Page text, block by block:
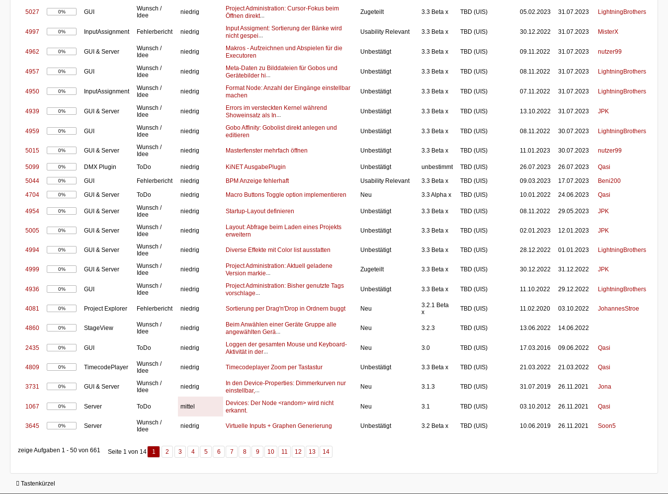
5027 0% GUI
Wunsch /
Idee
niedrig
Project Administration: Cursor-Fokus beim
Öffnen direkt... Zugeteilt 3.3 Beta x TBD (UIS) 05.02.2023 31.07.2023 LightningBrothers
4997 0% InputAssignment Fehlerbericht niedrig
Input Assigment: Sortierung der Bänke wird
nicht gespei
Usability Relevant 3.3 Beta x TBD (UIS) 30.12.2022 31.07.2023 MisterX
4962 0% GUI & Server
Wunsch /
Idee
niedrig
Makros - Aufzeichnen und Abspielen für die
Executoren
Unbestätigt 3.3 Beta x TBD (UIS) 09.11.2022 31.07.2023 nutzer99
4957 0% GUI
Wunsch /
Idee
niedrig
Meta-Daten zu Bilddateien für Gobos und
Gerätebilder hi
Unbestätigt 3.3 Beta x TBD (UIS) 08.11.2022 31.07.2023 LightningBrothers
4950 0% InputAssignment
Wunsch /
Idee
niedrig
Format Node: Anzahl der Eingänge einstellbar
machen
Unbestätigt 3.3 Beta x TBD (UIS) 07.11.2022 31.07.2023 LightningBrothers
4939 0% GUI & Server
Wunsch /
Idee
niedrig
Errors im versteckten Kernel während
Showeinsatz als In
Unbestätigt 3.3 Beta x TBD (UIS) 13.10.2022 31.07.2023 JPK
4959 0% GUI
Wunsch /
Idee
niedrig
Gobo Affinity: Gobolist direkt anlegen und
editieren
Unbestätigt 3.3 Beta x TBD (UIS) 08.11.2022 30.07.2023 LightningBrothers
5015 0% GUI & Server
Wunsch /
Idee
niedrig Masterfenster mehrfach öffnen Unbestätigt 3.3 Beta x TBD (UIS) 11.01.2023 30.07.2023 nutzer99
5099 0% DMX Plugin ToDo niedrig KiNET AusgabePlugin Unbestätigt unbestimmt TBD (UIS) 26.07.2023 26.07.2023
Qasi
5044
0% GUI Fehlerbericht niedrig BPM Anzeige fehlerhaft Usability Relevant 3.3 Beta x TBD (UIS) 09.03.2023 17.07.2023
Beni200
4704
0% GUI & Server ToDo niedrig Macro Buttons Toggle option implementieren Neu 3.3 Alpha x TBD (UIS) 10.01.2022 24.06.2023 Qasi
4954 0% GUI & Server
Wunsch /
Idee
niedrig Startup-Layout definieren Unbestätigt 3.3 Beta x TBD (UIS) 08.11.2022 29.05.2023 JPK
5005 0% GUI & Server
Wunsch /
Idee
niedrig
Layout: Abfrage beim Laden eines Projekts
erweitern
Unbestätigt 3.3 Beta x TBD (UIS) 02.01.2023 12.01.2023 JPK
4994 0% GUI & Server
Wunsch /
Idee
niedrig Diverse Effekte mit Color list ausstatten Unbestätigt 3.3 Beta x TBD (UIS) 28.12.2022 01.01.2023 LightningBrothers
4999 0% GUI & Server
Wunsch /
Idee
niedrig
Project Administration: Aktuell geladene
Version markie
Zugeteilt 3.3 Beta x TBD (UIS) 30.12.2022 31.12.2022 JPK
4936 0% GUI
Wunsch /
Idee
niedrig
Project Administration: Bisher genutzte Tags
vorschlage
Unbestätigt 3.3 Beta x TBD (UIS) 11.10.2022 29.12.2022 LightningBrothers
4081 0% Project Explorer Fehlerbericht niedrig Sortierung per Drag'n'Drop in Ordnern buggt Neu
3.2.1 Beta
x
TBD (UIS) 11.02.2020 03.10.2022 JohannesStroe
4860 0% StageView
Wunsch /
Idee
niedrig
Beim Anwählen einer Geräte Gruppe alle
angewählten Gerä
Neu 3.2.3 TBD (UIS) 13.06.2022 14.06.2022
2435 0% GUI ToDo niedrig
Loggen der gesamten Mouse und Keyboard-
Aktivität in der
Neu 3.0 TBD (UIS) 17.03.2016 09.06.2022 Qasi
4809 0% TimecodePlayer
Wunsch /
Idee
niedrig Timecodeplayer Zoom per Tastastur Unbestätigt 3.3 Beta x TBD (UIS) 21.03.2022 21.03.2022 Qasi
3731 0% GUI & Server
Wunsch /
Idee
niedrig
In den Device-Properties: Dimmerkurven nur
einstellbar,
Neu 3.1.3 TBD (UIS) 31.07.2019 26.11.2021 Jona
1067 0% Server ToDo mittel
Devices: Der Node <random> wird nicht
erkannt.
Neu 3.1 TBD (UIS) 03.10.2012 26.11.2021 Qasi
3645 0% Server
Wunsch /
Idee
niedrig Virtuelle Inputs + Graphen Generierung Unbestätigt 3.2 Beta x TBD (UIS) 10.06.2019 26.11.2021 Soon5
zeige Aufgaben 1 - 50 von 661 Seite 1 von 14 1 2 3 4 5 6 7 8 9 10 11 12 13 14
Tastenkürzel